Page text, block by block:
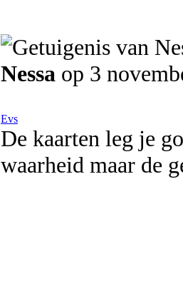
Nessa op 3
Evs
De kaarten leg je
waarheid maar de